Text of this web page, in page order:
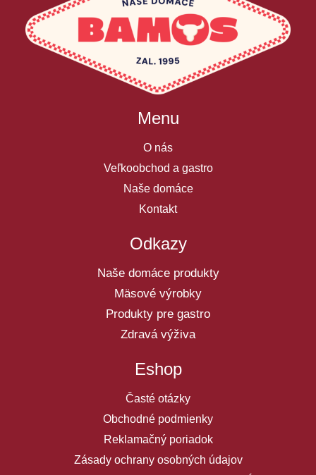
Menu
O nás
Veľkoobchod a gastro
Naše domáce
Kontakt
Odkazy
Naše domáce produkty
Mäsové výrobky
Produkty pre gastro
Zdravá výživa
Eshop
Časté otázky
Obchodné podmienky
Reklamačný poriadok
Zásady ochrany osobných údajov